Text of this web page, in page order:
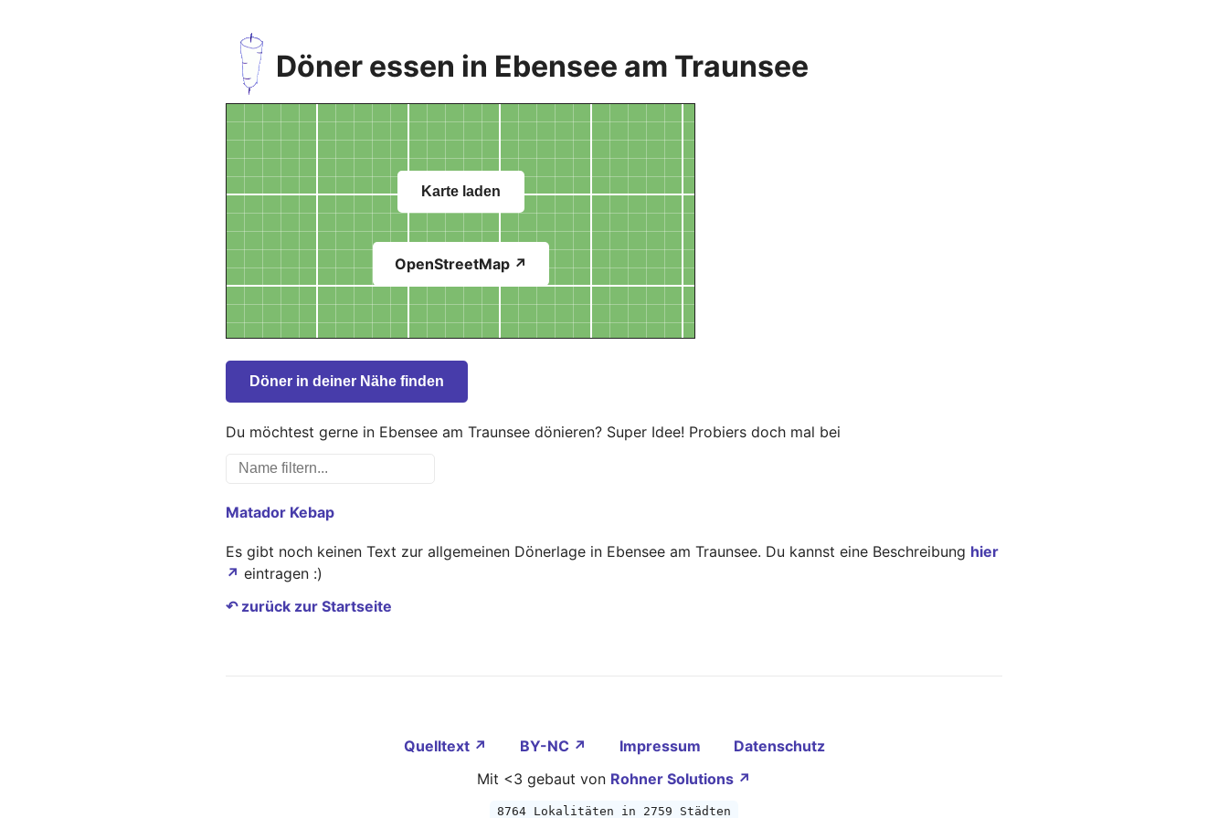
Döner essen in Ebensee am Traunsee
Karte laden
OpenStreetMap ↗
Döner in deiner Nähe finden
Du möchtest gerne in Ebensee am Traunsee dönieren? Super Idee! Probiers doch mal bei
Matador Kebap
Es gibt noch keinen Text zur allgemeinen Dönerlage in Ebensee am Traunsee. Du kannst eine Beschreibung hier
↗ eintragen :)
↶ zurück zur Startseite
Quelltext ↗ BY-NC ↗ Impressum
Datenschutz
Mit <3 gebaut von Rohner Solutions ↗
8764 Lokalitäten in 2759 Städten